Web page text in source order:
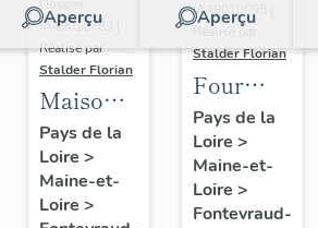
Aperçu
IA49010783 |
Réalisé par
Stalder Florian
Maison
de la
Secrétainerie,
ou
Pays de la
Loire >
Maine-et-
Loire >
Aperçu
IA49010695 |
Réalisé par
Stalder Florian
Four
banal de
l'Ânerie,
puis
ferme du
Pays de la
Loire >
Maine-et-
Loire >
Fontevraud-